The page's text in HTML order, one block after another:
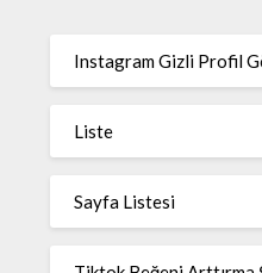
Instagram Gizli Profil
Liste
Sayfa Listesi